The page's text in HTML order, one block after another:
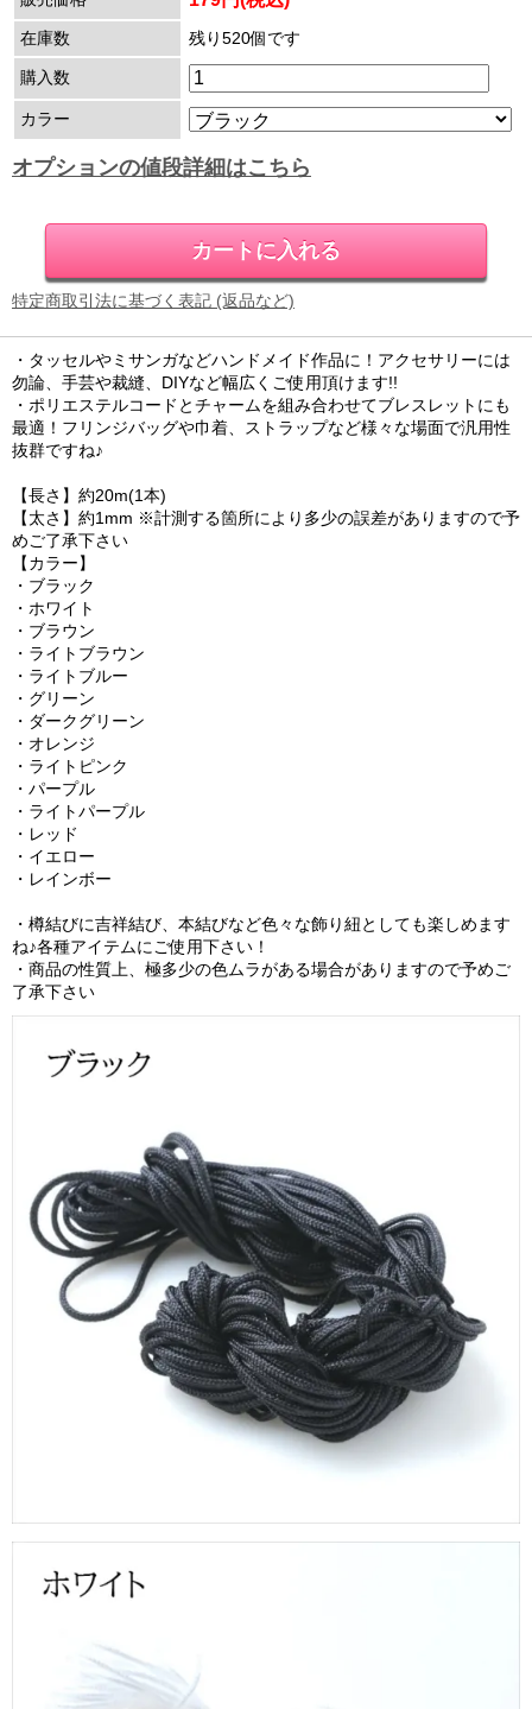
在庫数 残り520個です
購入数
カラー
オプションの値段詳細はこちら
特定商取引法に基づく表記 (返品など)
・タッセルやミサンガなどハンドメイド作品に！アクセサリーには
勿論、手芸や裁縫、DIYなど幅広くご使用頂けます!!
・ポリエステルコードとチャームを組み合わせてブレスレットにも
最適！フリンジバッグや巾着、ストラップなど様々な場面で汎用性
抜群ですね♪
【長さ】約20m(1本)
【太さ】約1mm ※計測する箇所により多少の誤差がありますので予
めご了承下さい
【カラー】
・ブラック
・ホワイト
・ブラウン
・ライトブラウン
・ライトブルー
・グリーン
・ダークグリーン
・オレンジ
・ライトピンク
・パープル
・ライトパープル
・レッド
・イエロー
・レインボー
・樽結びに吉祥結び、本結びなど色々な飾り紐としても楽しめます
ね♪各種アイテムにご使用下さい！
・商品の性質上、極多少の色ムラがある場合がありますので予めご
了承下さい